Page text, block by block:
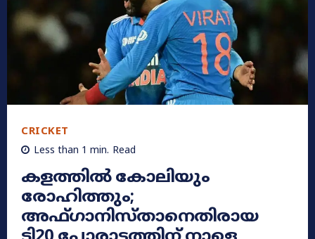
CRICKET
Less than 1 min. Read
കളത്തിൽ കോലിയും
രോഹിത്തും;
അഫ്ഗാനിസ്താനെതിരായ